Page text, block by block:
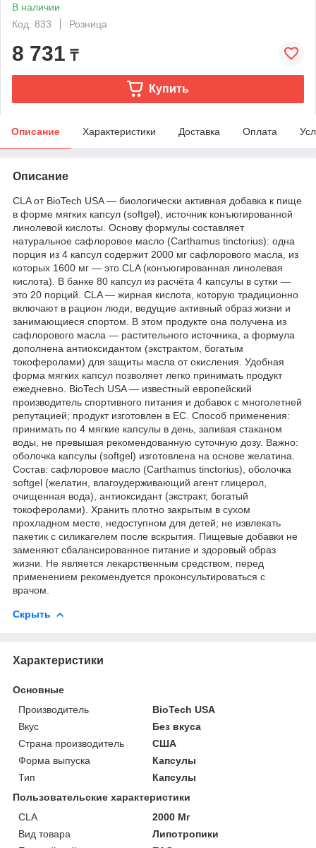
В наличии
Код: 833
Розница
8 731 ₸
Купить
Описание Характеристики Доставка Оплата
Описание
CLA от BioTech USA — биологически активная добавка к пище
в форме мягких капсул (softgel), источник конъюгированной
линолевой кислоты. Основу формулы составляет
натуральное сафлоровое масло (Carthamus tinctorius): одна
порция из 4 капсул содержит 2000 мг сафлорового масла, из
которых 1600 мг — это CLA (конъюгированная линолевая
кислота). В банке 80 капсул из расчёта 4 капсулы в сутки —
это 20 порций. CLA — жирная кислота, которую традиционно
включают в рацион люди, ведущие активный образ жизни и
занимающиеся спортом. В этом продукте она получена из
сафлорового масла — растительного источника, а формула
дополнена антиоксидантом (экстрактом, богатым
токоферолами) для защиты масла от окисления. Удобная
форма мягких капсул позволяет легко принимать продукт
ежедневно. BioTech USA — известный европейский
производитель спортивного питания и добавок с многолетней
репутацией; продукт изготовлен в ЕС. Способ применения:
принимать по 4 мягкие капсулы в день, запивая стаканом
воды, не превышая рекомендованную суточную дозу. Важно:
оболочка капсулы (softgel) изготовлена на основе желатина.
Состав: сафлоровое масло (Carthamus tinctorius), оболочка
softgel (желатин, влагоудерживающий агент глицерол,
очищенная вода), антиоксидант (экстракт, богатый
токоферолами). Хранить плотно закрытым в сухом
прохладном месте, недоступном для детей; не извлекать
пакетик с силикагелем после вскрытия. Пищевые добавки не
заменяют сбалансированное питание и здоровый образ
жизни. Не является лекарственным средством, перед
применением рекомендуется проконсультироваться с
врачом.
Скрыть
Характеристики
Основные
Производитель
BioTech USA
Вкус
Без вкуса
Страна производитель
США
Форма выпуска
Капсулы
Тип
Капсулы
Пользовательские характеристики
CLA
2000 Мг
Вид товара
Липотропики